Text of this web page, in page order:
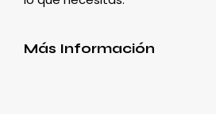
Más Información